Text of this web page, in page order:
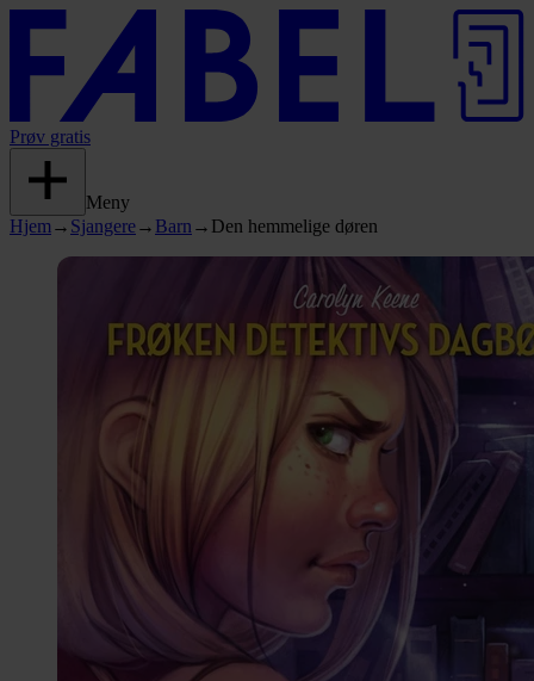
Prøv gratis
Meny
Hjem → Sjangere→ Barn → Den hemmelige døren